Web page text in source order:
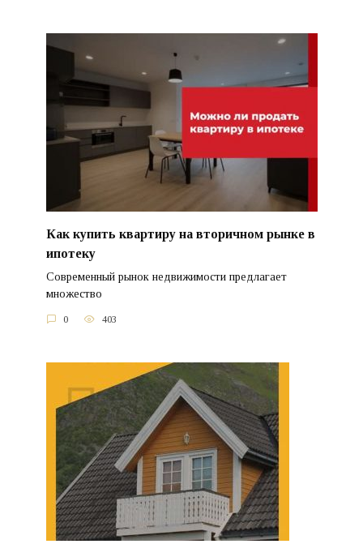
Как купить квартиру на вторичном рынке в
ипотеку
Современный рынок недвижимости предлагает
множество
0 403